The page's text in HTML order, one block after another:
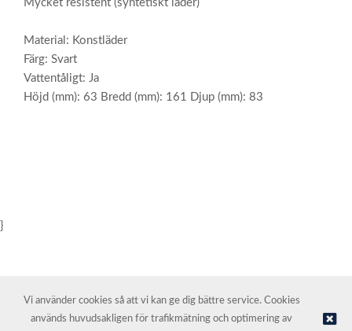
Mycket resistent (syntetiskt läder)
Material: Konstläder
Färg: Svart
Vattentåligt: Ja
Höjd (mm): 63 Bredd (mm): 161 Djup (mm): 83
}
© NORDIC HOTEL SUPPORT AS | Webbutik tillhandahålls av Kréatif
Vi använder cookies så att vi kan ge dig bättre service. Cookies
används huvudsakligen för trafikmätning och optimering av